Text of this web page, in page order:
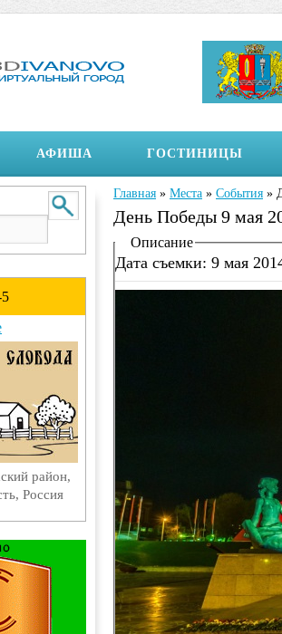
АФИША ГОСТИНИЦЫ
Вы здесь
Главная » Места » События »
День Победы 9 мая
Отображение на
Описание
Дата съемки: 9 мая
район,
Россия